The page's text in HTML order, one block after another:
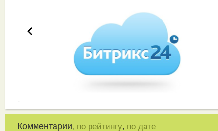
Комментарии, по рейтингу, по дате